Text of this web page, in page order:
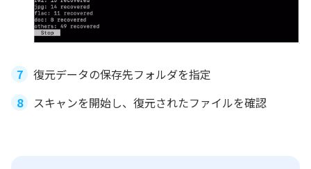
復元データの保存先フォルダを指定
スキャンを開始し、復元されたファイルを確認